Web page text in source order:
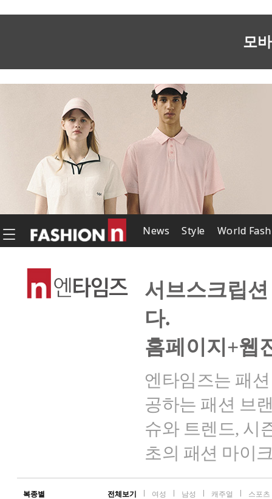
모
News Style World
서브스크립
다.
홈페이지+웹
엔타임즈는 패
공하는 패션 브
슈와 트렌드, 시
초의 패션 마이
복종별 전체보기 여성 남성 캐주얼 스포츠